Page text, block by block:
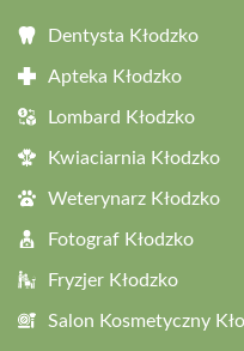
Dentysta Kłodzko
Apteka Kłodzko
Lombard Kłodzko
Kwiaciarnia Kłodzko
Weterynarz Kłodzko
Fotograf Kłodzko
Fryzjer Kłodzko
Salon Kosmetyczny